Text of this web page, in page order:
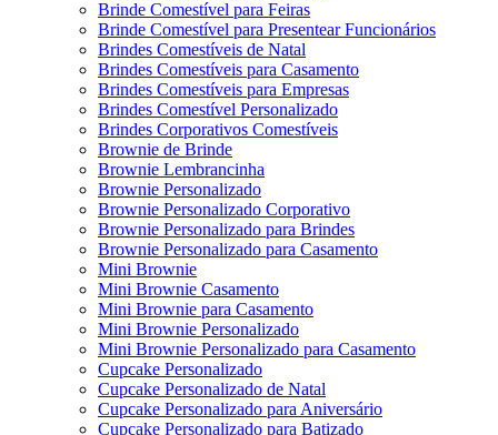
Brinde Comestível para Feiras
Brinde Comestível para Presentear Funcionários
Brindes Comestíveis de Natal
Brindes Comestíveis para Casamento
Brindes Comestíveis para Empresas
Brindes Comestível Personalizado
Brindes Corporativos Comestíveis
Brownie de Brinde
Brownie Lembrancinha
Brownie Personalizado
Brownie Personalizado Corporativo
Brownie Personalizado para Brindes
Brownie Personalizado para Casamento
Mini Brownie
Mini Brownie Casamento
Mini Brownie para Casamento
Mini Brownie Personalizado
Mini Brownie Personalizado para Casamento
Cupcake Personalizado
Cupcake Personalizado de Natal
Cupcake Personalizado para Aniversário
Cupcake Personalizado para Batizado